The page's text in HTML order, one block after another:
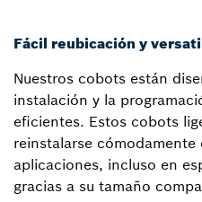
Fácil reubicación y
Nuestros cobots están
instalación y la
eficientes. Estos cobots
reinstalarse
aplicaciones, incluso en
gracias a su tamaño